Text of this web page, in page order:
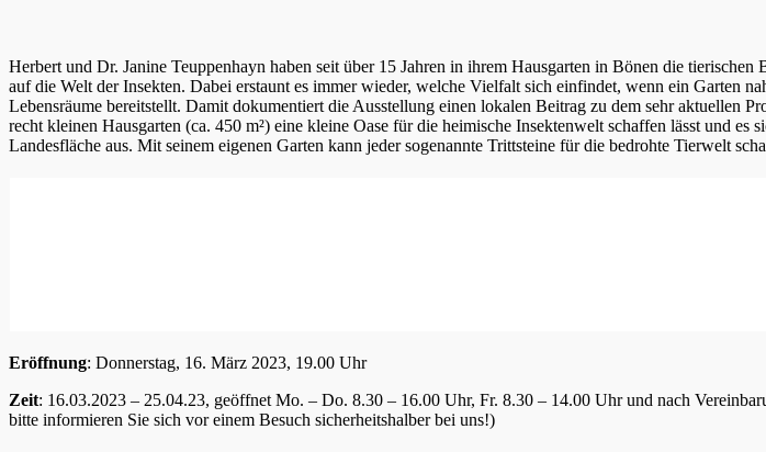
Herbert und Dr. Janine Teuppenhayn haben seit über 15 Jahren in ihrem Hausgarten in Bönen die
auf die Welt der Insekten. Dabei erstaunt es immer wieder, welche Vielfalt sich einfindet, wenn ein Garten
Lebensräume bereitstellt. Damit dokumentiert die Ausstellung einen lokalen Beitrag zu dem sehr aktuellen
recht kleinen Hausgarten (ca. 450 m²) eine kleine Oase für die heimische Insektenwelt schaffen lässt und
Landesfläche aus. Mit seinem eigenen Garten kann jeder sogenannte Trittsteine für die bedrohte Tierwelt
Eröffnung: Donnerstag, 16. März 2023, 19.00 Uhr
Zeit: 16.03.2023 – 25.04.23, geöffnet Mo. – Do. 8.30 – 16.00 Uhr, Fr. 8.30 – 14.00 Uhr und nach
bitte informieren Sie sich vor einem Besuch sicherheitshalber bei uns!)